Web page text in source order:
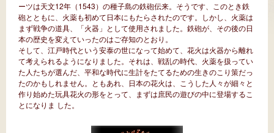
ーツは天文12年（1543）の種子島の鉄砲伝来。そうです、このとき鉄
砲とともに、火薬も初めて日本にもたらされたのです。しかし、火薬は
まず戦争の道具、「火器」として使用されました。鉄砲が、その後の日
本の歴史を変えていったのはご存知のとおり。
そして、江戸時代という安泰の世になって始めて、花火は火器から離れ
て考えられるようになりました。それは、戦乱の時代、火薬を扱ってい
た人たちが選んだ、平和な時代に生計をたてるための生きのこり策だっ
たのかもしれません。ともあれ、日本の花火は、こうした人々が細々と
作り始めた玩具花火の形をとって、まずは庶民の遊びの中に登場するこ
とになりま した。